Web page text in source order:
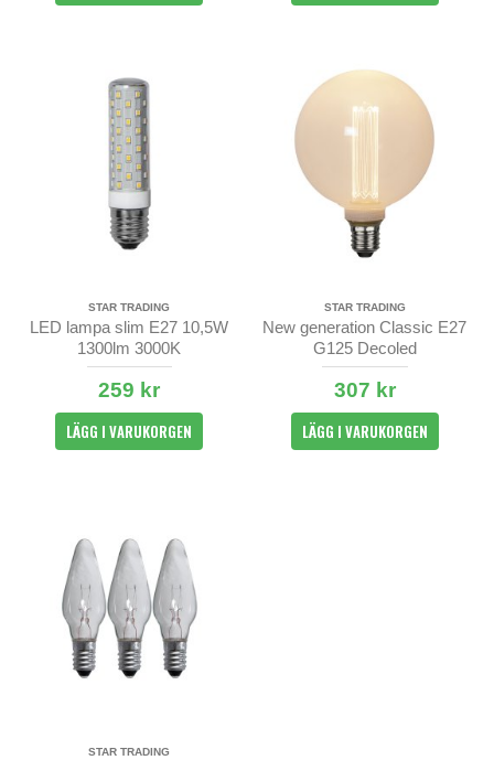
STAR TRADING
LED lampa slim E27 10,5W
1300lm 3000K
259 kr
LÄGG I VARUKORGEN
STAR TRADING
New generation Classic E27
G125 Decoled
307 kr
LÄGG I VARUKORGEN
STAR TRADING